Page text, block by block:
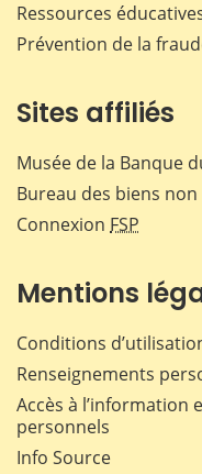
Ressources
Prévention de la
Sites affiliés
Musée de la Banque
Bureau des biens
Connexion FSP
Mentions
Conditions
Renseignements
Accès à
personnels
Info Source